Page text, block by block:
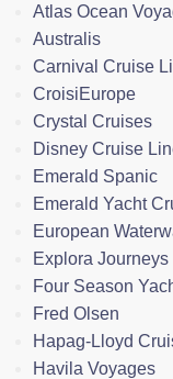
Atlas Ocean
Australis
Carnival Cruise
CroisiEurope
Crystal Cruises
Disney Cruise
Emerald Spanic
Emerald Yacht
European
Explora Journeys
Four Season
Fred Olsen
Hapag-Lloyd
Havila Voyages